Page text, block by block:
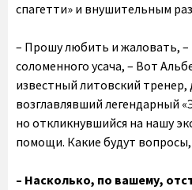
спагетти» и внушительным
– Прошу любить и жаловать, –
соломенного усача, – Вот
известный литовский тренер,
возглавлявший легендарный
но откликнувшийся на нашу
помощи. Какие будут
– Насколько, по вашему,